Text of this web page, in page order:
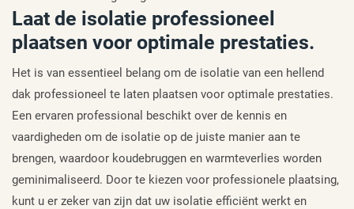
Laat de isolatie professioneel
plaatsen voor optimale prestaties.
Het is van essentieel belang om de isolatie van een hellend
dak professioneel te laten plaatsen voor optimale prestaties.
Een ervaren professional beschikt over de kennis en
vaardigheden om de isolatie op de juiste manier aan te
brengen, waardoor koudebruggen en warmteverlies worden
geminimaliseerd. Door te kiezen voor professionele plaatsing,
kunt u er zeker van zijn dat uw isolatie efficiënt werkt en